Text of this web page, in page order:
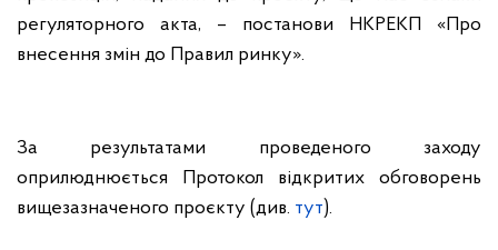
регуляторного акта, – постанови НКРЕКП «Про
внесення змін до Правил ринку».
За результатами проведеного заходу
оприлюднюється Протокол відкритих обговорень
вищезазначеного проєкту (див. тут).